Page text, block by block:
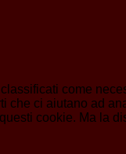
come
ci aiutano ad
cookie. Ma la